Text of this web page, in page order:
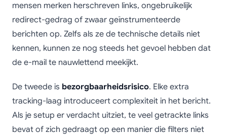
mensen merken herschreven links, ongebruikelijk
redirect-gedrag of zwaar geïnstrumenteerde
berichten op. Zelfs als ze de technische details niet
kennen, kunnen ze nog steeds het gevoel hebben dat
de e-mail te nauwlettend meekijkt.
De tweede is bezorgbaarheidsrisico. Elke extra
tracking-laag introduceert complexiteit in het bericht.
Als je setup er verdacht uitziet, te veel getrackte links
bevat of zich gedraagt op een manier die filters niet